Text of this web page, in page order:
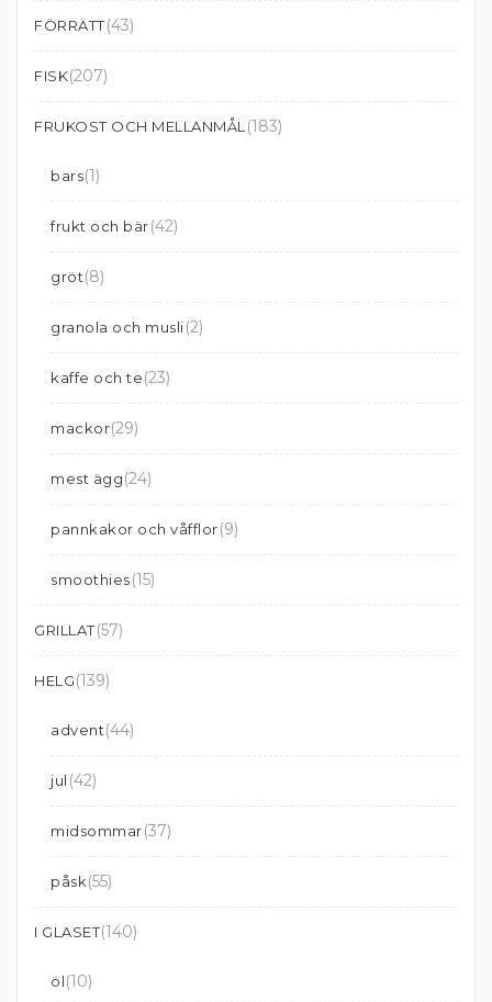
FÖRRÄTT(43)
FISK(207)
FRUKOST OCH MELLANMÅL (183)
bars(1)
frukt och bär(42)
gröt(8)
granola och musli(2)
kaffe och te(23)
mackor(29)
mest ägg(24)
pannkakor och våfflor(9)
smoothies(15)
GRILLAT(57)
HELG(139)
advent(44)
jul (42)
midsommar(37)
påsk(55)
I GLASET(140)
öl(10)